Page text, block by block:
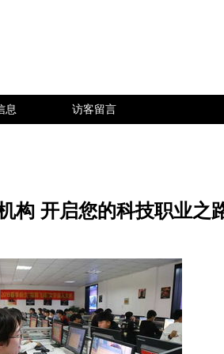
息 访客留言
构 开启您的科技职业之